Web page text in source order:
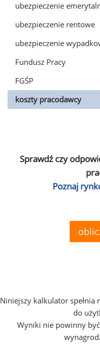
ubezpieczenie
ubezpieczenie rentowe
ubezpieczenie
Fundusz Pracy
FGŚP
koszty pracodawcy
Sprawdź czy
Poznaj
Niniejszy kalkulator
do
Wyniki nie powinny